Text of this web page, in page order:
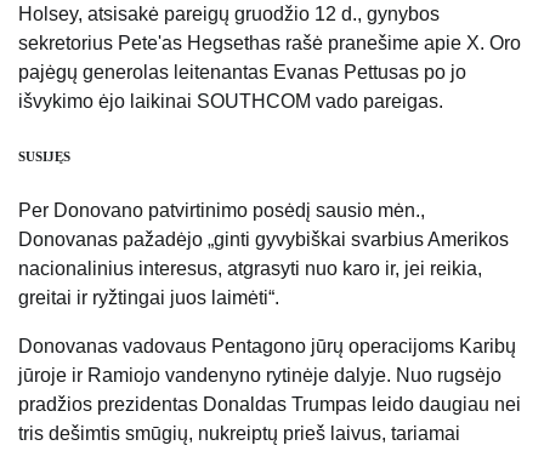
Holsey, atsisakė pareigų gruodžio 12 d., gynybos
sekretorius Pete'as Hegsethas rašė pranešime apie X. Oro
pajėgų generolas leitenantas Evanas Pettusas po jo
išvykimo ėjo laikinai SOUTHCOM vado pareigas.
SUSIJĘS
Per Donovano patvirtinimo posėdį sausio mėn.,
Donovanas pažadėjo „ginti gyvybiškai svarbius Amerikos
nacionalinius interesus, atgrasyti nuo karo ir, jei reikia,
greitai ir ryžtingai juos laimėti“.
Donovanas vadovaus Pentagono jūrų operacijoms Karibų
jūroje ir Ramiojo vandenyno rytinėje dalyje. Nuo rugsėjo
pradžios prezidentas Donaldas Trumpas leido daugiau nei
tris dešimtis smūgių, nukreiptų prieš laivus, tariamai